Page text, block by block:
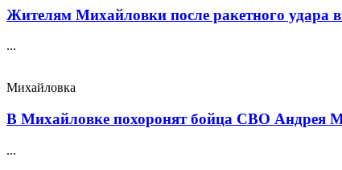
Жителям Михайловки после ракетного удара
...
Михайловка
В Михайловке похоронят бойца СВО Андрея
...